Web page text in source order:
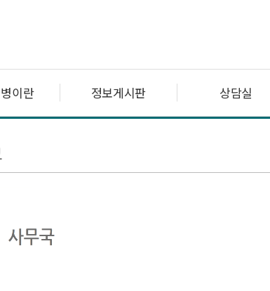
이란 정보게시판 상담실